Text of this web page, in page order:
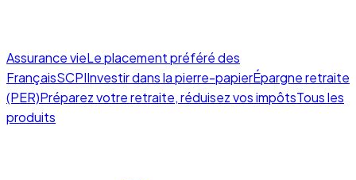
Assurance vieLe placement préféré des
FrançaisSCPIInvestir dans la pierre-papierÉpargne retraite
(PER)Préparez votre retraite, réduisez vos impôtsTous les
produits